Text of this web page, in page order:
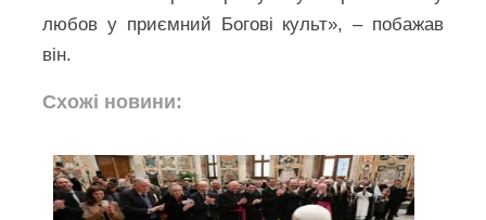
любов у приємний Богові культ», – побажав
він.
Схожі новини: